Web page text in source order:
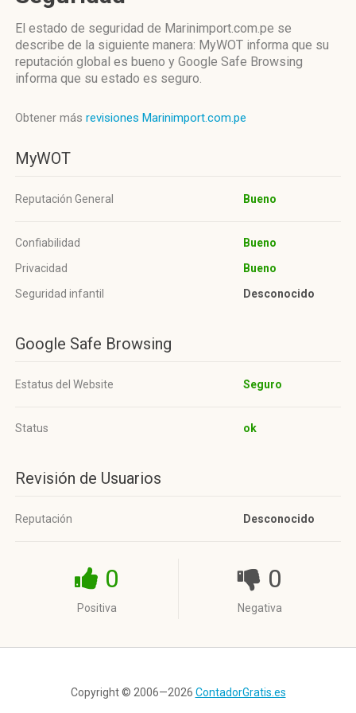
El estado de seguridad de Marinimport.com.pe se
describe de la siguiente manera: MyWOT informa que su
reputación global es bueno y Google Safe Browsing
informa que su estado es seguro.
Obtener más revisiones Marinimport.com.pe
MyWOT
Reputación General Bueno
Confiabilidad
Bueno
Privacidad
Bueno
Seguridad infantil
Desconocido
Google Safe Browsing
Estatus del Website Seguro
Status ok
Revisión de Usuarios
Reputación Desconocido
0
Positiva
0
Negativa
Copyright © 2006—2026 ContadorGratis.es